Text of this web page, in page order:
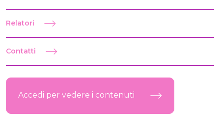
Relatori
Contatti
Accedi per vedere i contenuti